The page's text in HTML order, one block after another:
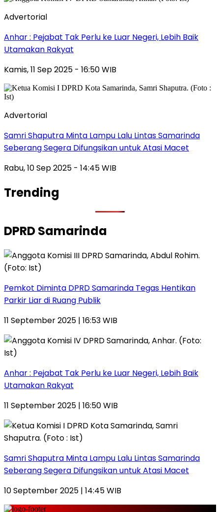
Advertorial
Anhar : Pejabat Tak Perlu ke Luar Negeri, Lebih Baik
Utamakan Rakyat
Kamis, 11 Sep 2025 - 16:50 WIB
Advertorial
Samri Shaputra Minta Lampu Lalu Lintas Samarinda
Seberang Segera Difungsikan untuk Atasi Macet
Rabu, 10 Sep 2025 - 14:45 WIB
Trending
DPRD Samarinda
Pemkot Diminta DPRD Samarinda Tegas Hentikan
Parkir Liar di Ruang Publik
11 September 2025 | 16:53 WIB
Anhar : Pejabat Tak Perlu ke Luar Negeri, Lebih Baik
Utamakan Rakyat
11 September 2025 | 16:50 WIB
Samri Shaputra Minta Lampu Lalu Lintas Samarinda
Seberang Segera Difungsikan untuk Atasi Macet
10 September 2025 | 14:45 WIB